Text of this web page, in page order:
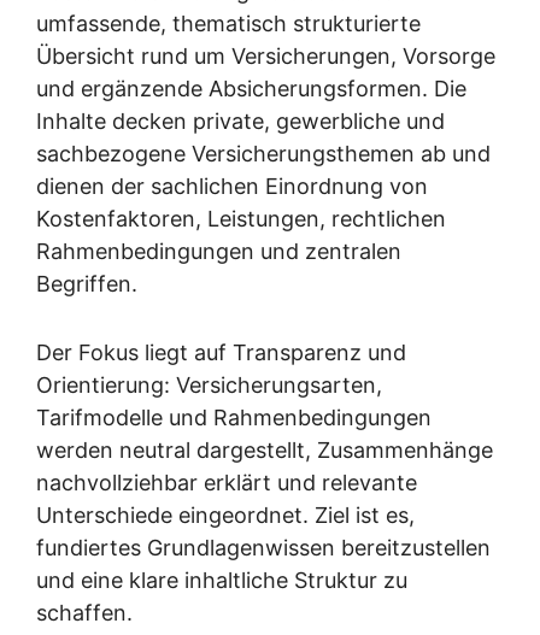
umfassende, thematisch strukturierte
Übersicht rund um Versicherungen, Vorsorge
und ergänzende Absicherungsformen. Die
Inhalte decken private, gewerbliche und
sachbezogene Versicherungsthemen ab und
dienen der sachlichen Einordnung von
Kostenfaktoren, Leistungen, rechtlichen
Rahmenbedingungen und zentralen
Begriffen.
Der Fokus liegt auf Transparenz und
Orientierung: Versicherungsarten,
Tarifmodelle und Rahmenbedingungen
werden neutral dargestellt, Zusammenhänge
nachvollziehbar erklärt und relevante
Unterschiede eingeordnet. Ziel ist es,
fundiertes Grundlagenwissen bereitzustellen
und eine klare inhaltliche Struktur zu
schaffen.